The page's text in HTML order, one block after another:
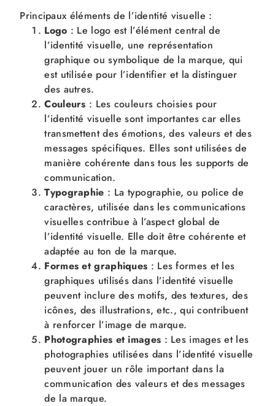
Principaux éléments de l’identité visuelle :
Logo : Le logo est l’élément central de
l’identité visuelle, une représentation
graphique ou symbolique de la marque, qui
est utilisée pour l’identifier et la distinguer
des autres.
Couleurs : Les couleurs choisies pour
l’identité visuelle sont importantes car elles
transmettent des émotions, des valeurs et des
messages spécifiques. Elles sont utilisées de
manière cohérente dans tous les supports de
communication.
Typographie : La typographie, ou police de
caractères, utilisée dans les communications
visuelles contribue à l’aspect global de
l’identité visuelle. Elle doit être cohérente et
adaptée au ton de la marque.
Formes et graphiques : Les formes et les
graphiques utilisés dans l’identité visuelle
peuvent inclure des motifs, des textures, des
icônes, des illustrations, etc., qui contribuent
à renforcer l’image de marque.
Photographies et images : Les images et les
photographies utilisées dans l’identité visuelle
peuvent jouer un rôle important dans la
communication des valeurs et des messages
de la marque.